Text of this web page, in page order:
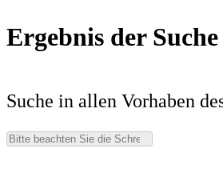
Ergebnis der Suche
Suche in allen Vorhaben